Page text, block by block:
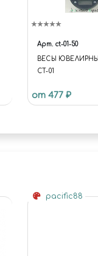
Арт. ct-01-50
ВЕСЫ ЮВЕЛИРНЫЕ
CT-01
от 477 ₽
pacific88